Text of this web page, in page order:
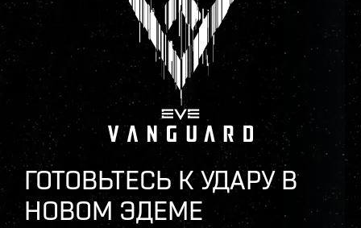
ГОТОВЬТЕСЬ К УДАРУ В
НОВОМ ЭДЕМЕ